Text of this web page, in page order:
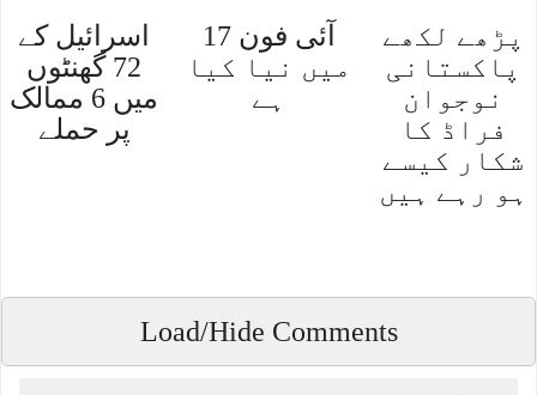
پڑھے لکھے
پاکستانی
نوجوان
فراڈ کا
شکار کیسے
ہو رہے ہیں
آئی فون 17
میں نیا کیا
ہے
اسرائیل کے
72 گھنٹوں
میں 6 ممالک
پر حملے
Load/Hide Comments